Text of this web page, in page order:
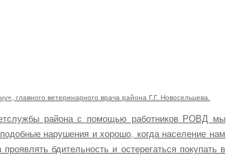
главного ветеринарного врача района Г.Г. Новосельцева.
района с помощью работников РОВД мы
нарушения и хорошо, когда население нам
бдительность и остерегаться покупать в